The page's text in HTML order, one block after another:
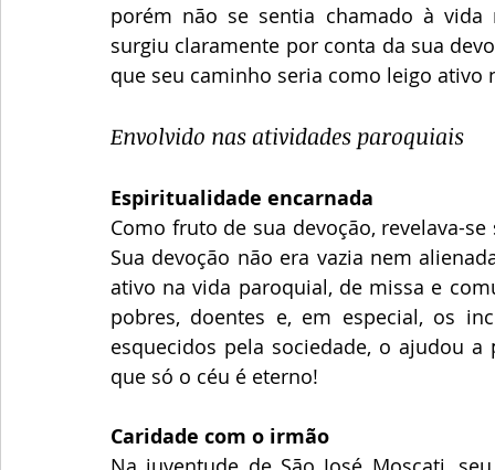
porém não se sentia chamado à
surgiu claramente por conta da sua
que seu caminho seria como leigo ativo
Envolvido nas atividades paroquiais
Espiritualidade encarnada
Como fruto de sua devoção, revelava-
Sua devoção não era vazia nem
ativo na vida paroquial, de missa e
pobres, doentes e, em especial, os
esquecidos pela sociedade, o ajudou
que só o céu é eterno!
Caridade com o irmão